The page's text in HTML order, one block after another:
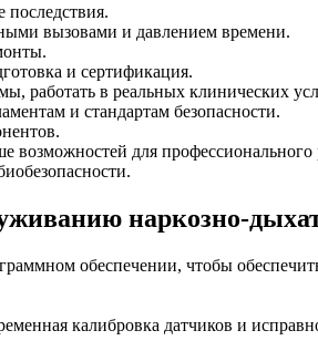
вызовами и давлением времени.
и сертификация.
работать в реальных клинических
и стандартам безопасности.
для профессионального
наркозно-
обеспечении, чтобы
калибровка датчиков и